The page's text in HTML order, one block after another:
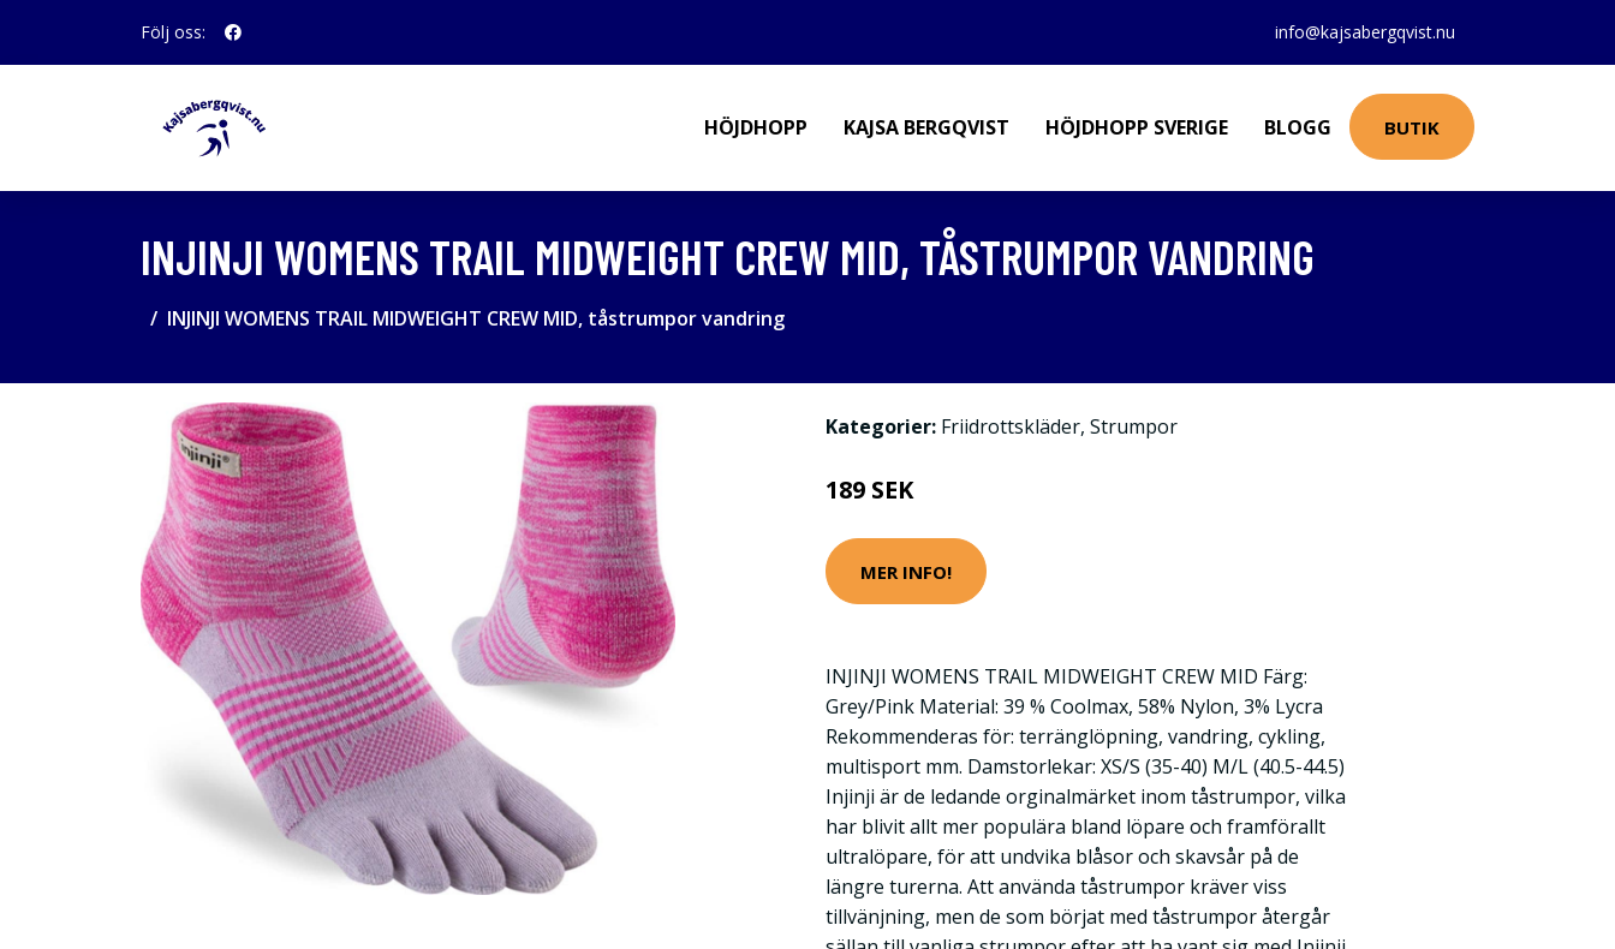
Följ oss: info@kajsabergqvist.nu
HÖJDHOPP KAJSA BERGQVIST HÖJDHOPP SVERIGE BLOGG BUTIK
INJINJI WOMENS TRAIL MIDWEIGHT CREW MID, TÅSTRUMPOR VANDRING
INJINJI WOMENS TRAIL MIDWEIGHT CREW MID, tåstrumpor vandring
Kategorier: Friidrottskläder, Strumpor
189 SEK
MER INFO!
INJINJI WOMENS TRAIL MIDWEIGHT CREW MID Färg:
Grey/Pink Material: 39 % Coolmax, 58% Nylon, 3% Lycra
Rekommenderas för: terränglöpning, vandring, cykling,
multisport mm. Damstorlekar: XS/S (35-40) M/L (40.5-44.5)
Injinji är de ledande orginalmärket inom tåstrumpor, vilka
har blivit allt mer populära bland löpare och framförallt
ultralöpare, för att undvika blåsor och skavsår på de
längre turerna. Att använda tåstrumpor kräver viss
tillvänjning, men de som börjat med tåstrumpor återgår